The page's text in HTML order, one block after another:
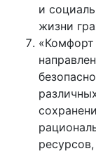
и
жизни